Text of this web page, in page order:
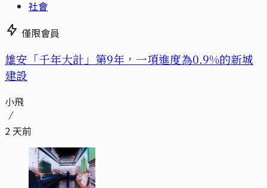
社會
僅限會員
​​雄安「千年大計」第9年，一項進度為0.9%的新城
建設
小飛
2 天前